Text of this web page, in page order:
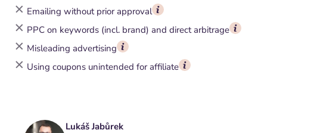
Emailing without prior approval
PPC on keywords (incl. brand) and direct arbitrage
Misleading advertising
Using coupons unintended for affiliate
Lukáš Jabůrek